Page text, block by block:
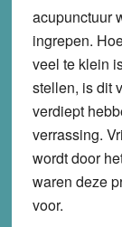
acupunctuur
ingrepen.
veel te klein
stellen, is dit
verdiept
verrassing.
wordt door
waren deze
voor.